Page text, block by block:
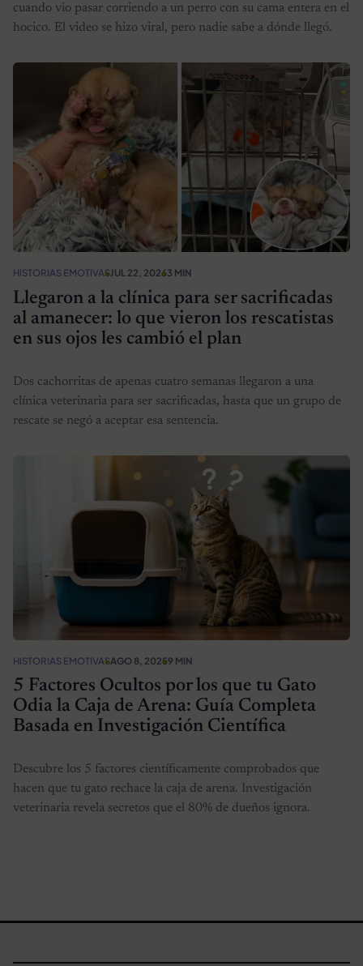
cuando vio pasar corriendo a un perro con su cama entera en el
hocico. El video se hizo viral, pero nadie sabe a dónde llegó.
HISTORIAS EMOTIVASJUL 22, 20263 MIN
Llegaron a la clínica para ser sacrificadas
al amanecer: lo que vieron los rescatistas
en sus ojos les cambió el plan
Dos cachorritas de apenas cuatro semanas llegaron a una
clínica veterinaria para ser sacrificadas, hasta que un grupo de
rescate se negó a aceptar esa sentencia.
HISTORIAS EMOTIVASAGO 8, 20259 MIN
5 Factores Ocultos por los que tu Gato
Odia la Caja de Arena: Guía Completa
Basada en Investigación Científica
Descubre los 5 factores científicamente comprobados que
hacen que tu gato rechace la caja de arena. Investigación
veterinaria revela secretos que el 80% de dueños ignora.